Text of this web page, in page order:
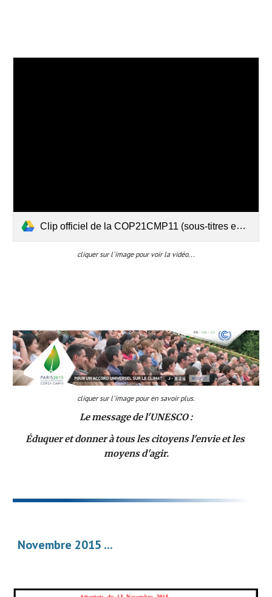
Clip officiel de la COP21CMP11 (sous-titres en français) (1).mp4
cliquer sur l'image pour voir la vidéo...
cliquer sur l'image pour en savoir plus.
Le message de l'UNESCO :
Éduquer et donner à tous les citoyens l'envie et les
moyens d'agir.
Novembre 2015 ...